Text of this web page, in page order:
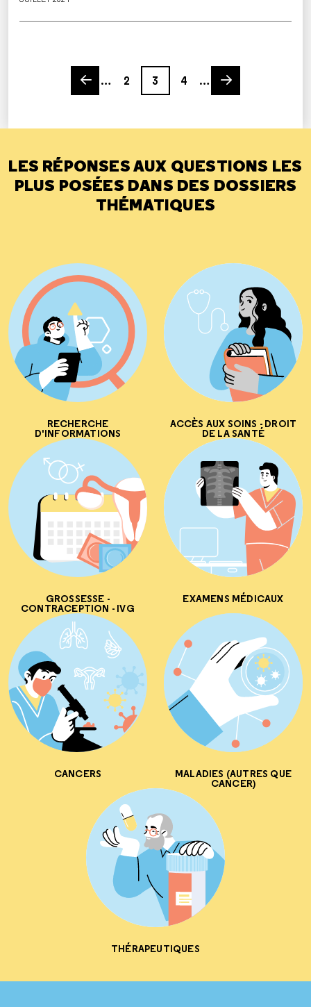
Previous page
…
2
Page
3
4
…
Next page
LES RÉPONSES AUX QUESTIONS LES
PLUS POSÉES DANS DES DOSSIERS
THÉMATIQUES
RECHERCHE
D'INFORMATIONS
ACCÈS AUX SOINS - DROIT
DE LA SANTÉ
GROSSESSE -
CONTRACEPTION - IVG
EXAMENS MÉDICAUX
CANCERS MALADIES (AUTRES QUE
CANCER)
THÉRAPEUTIQUES